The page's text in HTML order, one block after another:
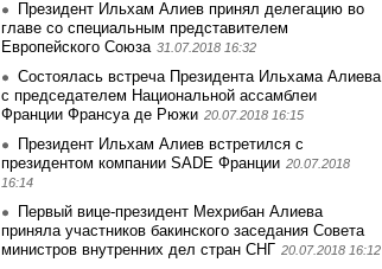
Президент Ильхам Алиев принял делегацию во
главе со специальным представителем
Европейского Союза 31.07.2018 16:32
Состоялась встреча Президента Ильхама Алиева
с председателем Национальной ассамблеи
Франции Франсуа де Рюжи 20.07.2018 16:15
Президент Ильхам Алиев встретился с
президентом компании SADE Франции 20.07.2018
16:14
Первый вице-президент Мехрибан Алиева
приняла участников бакинского заседания Совета
министров внутренних дел стран СНГ 20.07.2018 16:12